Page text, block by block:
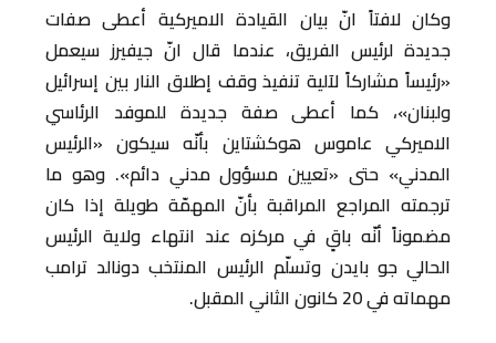
وكان لافتاً انّ بيان القيادة الاميركية أعطى صفات
جديدة لرئيس الفريق، عندما قال انّ جيفيرز سيعمل
«رئيساً مشاركاً لآلية تنفيذ وقف إطلاق النار بين إسرائيل
ولبنان»، كما أعطى صفة جديدة للموفد الرئاسي
الاميركي عاموس هوكشتاين بأنّه سيكون «الرئيس
المدني» حتى «تعيين مسؤول مدني دائم». وهو ما
ترجمته المراجع المراقبة بأنّ المهمّة طويلة إذا كان
مضموناً أنّه باقٍ في مركزه عند انتهاء ولاية الرئيس
الحالي جو بايدن وتسلّم الرئيس المنتخب دونالد ترامب
مهماته في 20 كانون الثاني المقبل.